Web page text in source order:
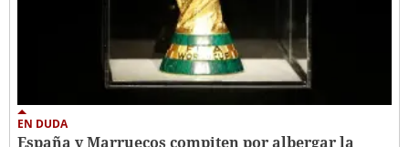
EN DUDA
España y Marruecos compiten por albergar la